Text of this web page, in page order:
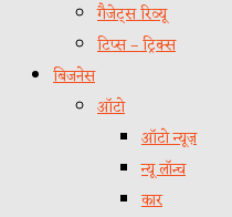
गैजेट्स रिव्यू
टिप्स – ट्रिक्स
बिजनेस
ऑटो
ऑटो न्यूज़
न्यू लॉन्च
कार